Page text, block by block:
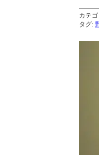
カテ
タグ: